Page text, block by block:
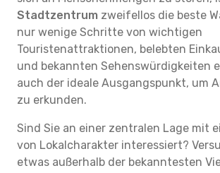
Stadtzentrum zweifellos die beste
nur wenige Schritte von wichtigen
Touristenattraktionen, belebten
und bekannten Sehenswürdigkeiten
auch der ideale Ausgangspunkt, um
zu erkunden.
Sind Sie an einer zentralen Lage mit
von Lokalcharakter interessiert?
etwas außerhalb der bekanntesten